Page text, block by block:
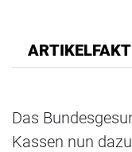
Das
Kassen nun